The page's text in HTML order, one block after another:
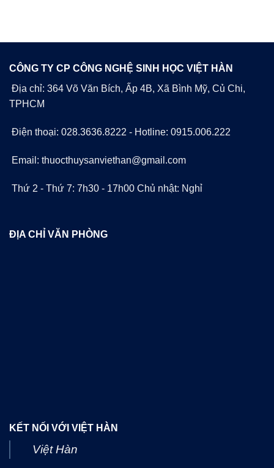
CÔNG TY CP CÔNG NGHỆ SINH HỌC VIỆT HÀN
Địa chỉ: 364 Võ Văn Bích, Ấp 4B, Xã Bình Mỹ, Củ Chi,
TPHCM
Điện thoại: 028.3636.8222 - Hotline: 0915.006.222
Email: thuocthuysanviethan@gmail.com
Thứ 2 - Thứ 7: 7h30 - 17h00 Chủ nhật: Nghỉ
ĐỊA CHỈ VĂN PHÒNG
KẾT NỐI VỚI VIỆT HÀN
Việt Hàn